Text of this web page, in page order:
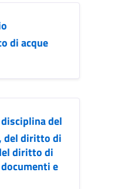
di acque
del
del diritto di
diritto di
e